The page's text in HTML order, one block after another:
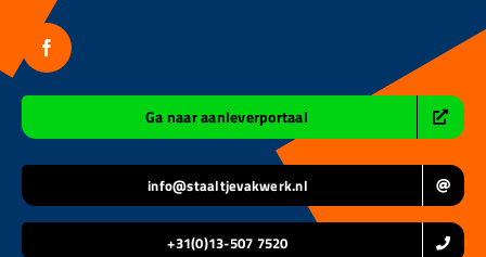
inhoud
Ga naar aanleverportaal
info@staaltjevakwerk.nl
+31(0)13-507 7520